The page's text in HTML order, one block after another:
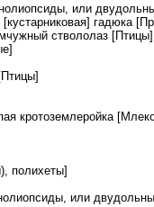
или
гадюка
ствололаз [Птицы]
кротоземлеройка
полихеты]
или